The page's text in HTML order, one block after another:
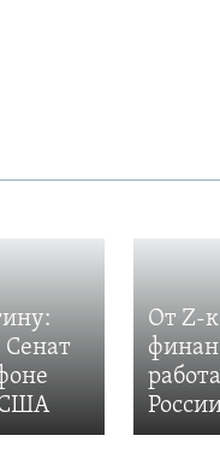
Сенат
США
От Z-